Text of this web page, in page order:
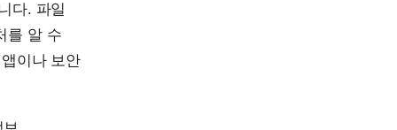
다. 파일
를 알 수
이나 보안